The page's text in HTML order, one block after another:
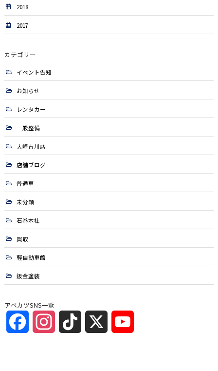
2018
2017
カテゴリー
イベント告知
お知らせ
レンタカー
一般整備
大崎古川店
店舗ブログ
普通車
未分類
石巻本社
買取
軽自動車館
鈑金塗装
アベカツSNS一覧
FacebookInstagramTikTok